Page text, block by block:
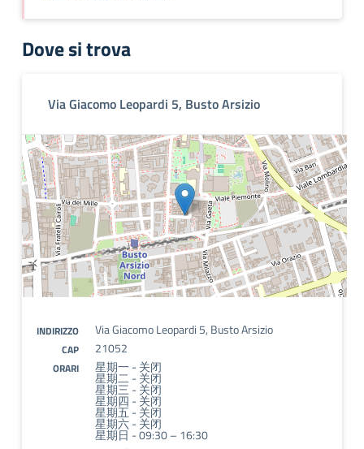
Dove si trova
Via Giacomo Leopardi 5, Busto Arsizio
INDIRIZZO Via Giacomo Leopardi 5, Busto Arsizio
CAP 21052
ORARI 星期一 - 关闭
星期二 - 关闭
星期三 - 关闭
星期四 - 关闭
星期五 - 关闭
星期六 - 关闭
星期日 - 09:30 – 16:30